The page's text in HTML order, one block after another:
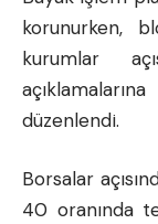
korunurken,
kurumlar
düzenlendi.
Borsalar
40 oranında